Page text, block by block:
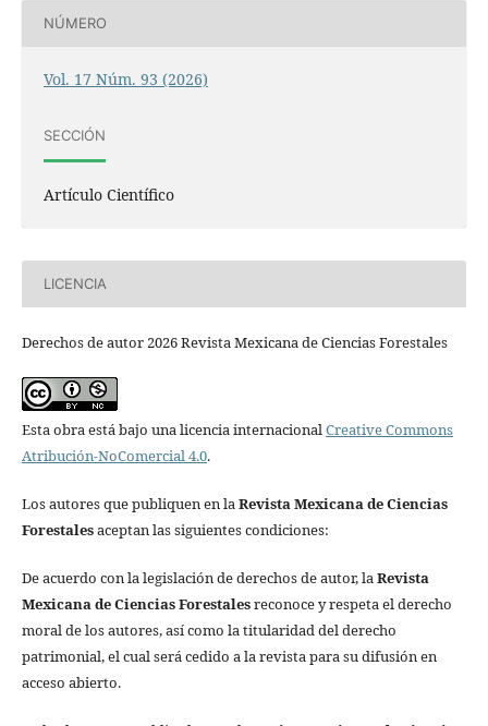
NÚMERO
Vol. 17 Núm. 93 (2026)
SECCIÓN
Artículo Científico
LICENCIA
Derechos de autor 2026 Revista Mexicana de Ciencias Forestales
Esta obra está bajo una licencia internacionalCreative Commons
Atribución-NoComercial 4.0.
Los autores que publiquen en laRevista Mexicana de Ciencias
Forestalesaceptan las siguientes condiciones:
De acuerdo con la legislación de derechos de autor, laRevista
Mexicana de Ciencias Forestalesreconoce y respeta el derecho
moral de los autores, así como la titularidad del derecho
patrimonial, el cual será cedido a la revista para su difusión en
acceso abierto.